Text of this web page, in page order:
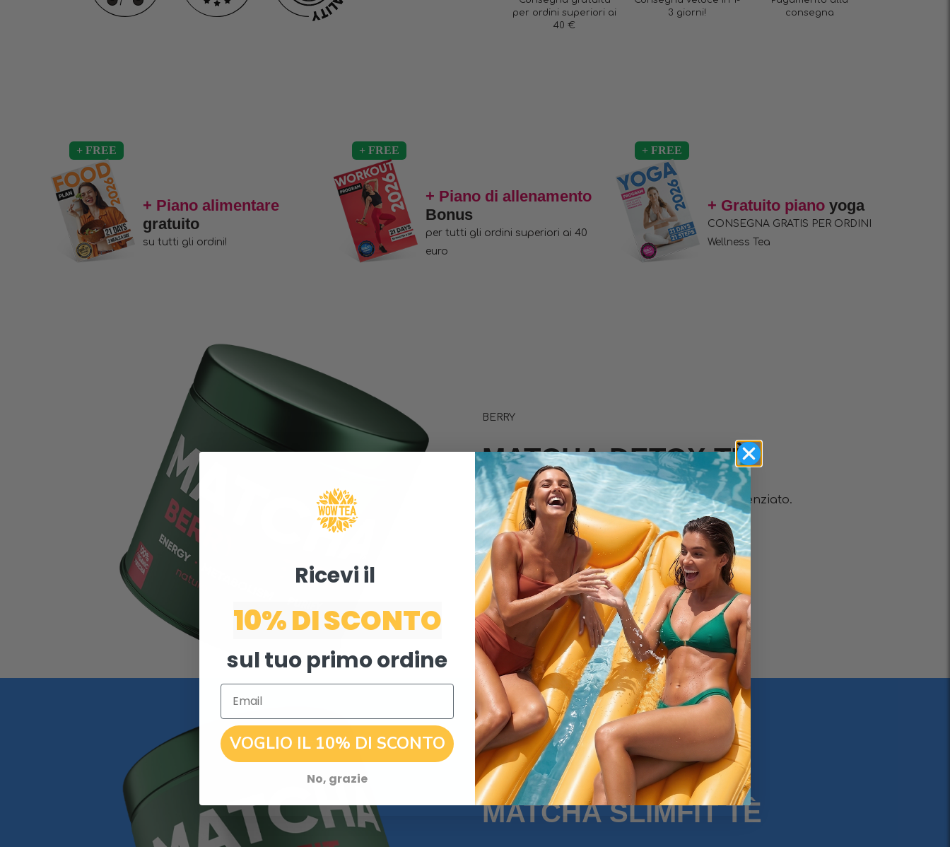
per ordini superiori ai
40 €
3 giorni!
consegna
+ Piano alimentare
gratuito
su tutti gli ordini!
+ Piano di allenamento
Bonus
per tutti gli ordini superiori ai 40
euro
+ Gratuito piano yoga
CONSEGNA GRATIS PER ORDINI
Wellness Tea
BERRY
MATCHA DETOX TÈ
Matcha biologico con potere depurativo potenziato.
azione depurativa profonda
forte effetto antiossidante
una spinta energetica equilibrata
riavvio del metabolismo
BERRY
MATCHA SLIMFIT TÈ
Ricevi il ​
10% DI SCONTO
sul tuo primo ordine
Email
VOGLIO IL 10% DI SCONTO
No, grazie